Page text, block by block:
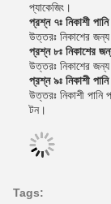
প্যাকেজিং।
প্রশ্ন ৭ঃ নিকাশী
উত্তরঃ নিকাশের জন্য
প্রশ্ন ৮ঃ নিকাশের
উত্তরঃ নিকাশের জন্য
প্রশ্ন ৯ঃ নিকাশী
উত্তরঃ নিকাশী পানি
টন।
Tags: